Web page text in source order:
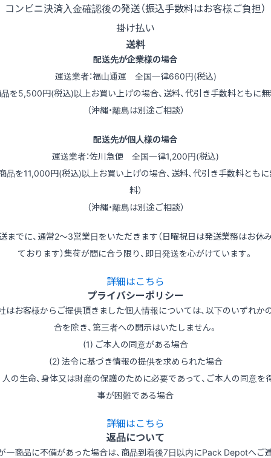
コンビニ決済入金確認後の発送（振込手数料はお客様ご負担）
掛け払い
送料
配送先が企業様の場合
運送業者：福山通運 全国一律660円(税込)
品を5,500円(税込)以上お買い上げの場合、送料、代引き手数料ともに無
（沖縄・離島は別途ご相談）
配送先が個人様の場合
運送業者：佐川急便 全国一律1,200円(税込)
品を11,000円(税込)以上お買い上げの場合、送料、代引き手数料とも
料）
（沖縄・離島は別途ご相談）
までに、通常2～3営業日をいただきます（日曜祝日は発送業務はお休
ております）集荷が間に合う限り、即日発送を心がけています。
詳細はこちら
プライバシーポリシー
はお客様からご提供頂きました個人情報については、以下のいずれか
合を除き、第三者への開示はいたしません。
(1) ご本人の同意がある場合
(2) 法令に基づき情報の提供を求められた場合
の生命、身体又は財産の保護のために必要であって、ご本人の同意を
事が困難である場合
詳細はこちら
返品について
一商品に不備があった場合は、商品到着後7日以内にPack Depotへご